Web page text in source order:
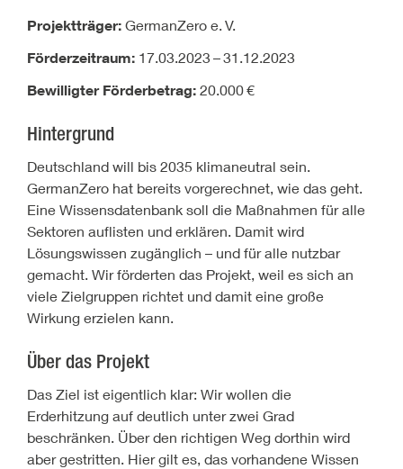
Projektträger: GermanZero e. V.
Förderzeitraum: 17.03.2023 –31.12.2023
Bewilligter Förderbetrag: 20.000€
Hintergrund
Deutschland will bis 2035 klimaneutral sein.
GermanZero hat bereits vorgerechnet, wie das geht.
Eine Wissensdatenbank soll die Maßnahmen für alle
Sektoren auflisten und erklären. Damit wird
Lösungswissen zugänglich – und für alle nutzbar
gemacht. Wir förderten das Projekt, weil es sich an
viele Zielgruppen richtet und damit eine große
Wirkung erzielen kann.
Über das Projekt
Das Ziel ist eigentlich klar: Wir wollen die
Erderhitzung auf deutlich unter zwei Grad
beschränken. Über den richtigen Weg dorthin wird
aber gestritten. Hier gilt es, das vorhandene Wissen